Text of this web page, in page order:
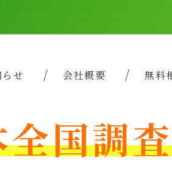
せ 会社概要 無料
全国調